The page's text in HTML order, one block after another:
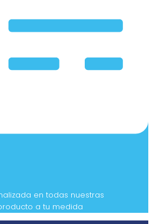
en todas nuestras
a tu medida